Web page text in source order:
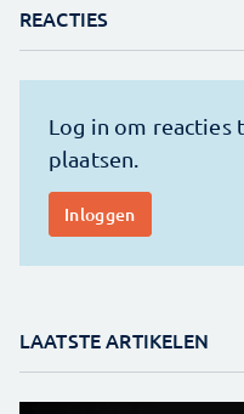
REACTIES
LAATSTE ARTIKELEN